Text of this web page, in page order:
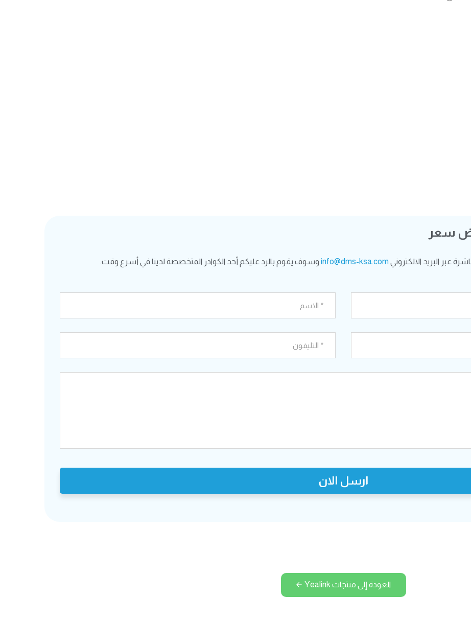
سعر
عبر البريد الالكتروني info@dms-ksa.com وسوف يقوم بالرد عليكم أحد الكوادر المتخصصة لدينا في أسرع وقت.
ارسل الان
العودة إلى منتجات Yealink